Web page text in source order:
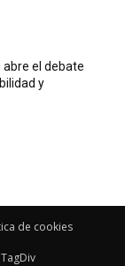
el debate
y
de cookies